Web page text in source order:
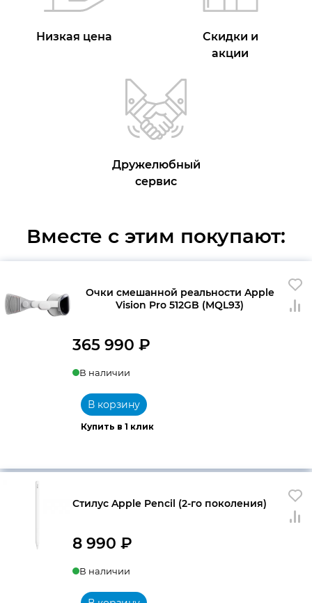
Низкая цена
Скидки и
акции
Дружелюбный
сервис
Вместе с этим покупают:
Очки смешанной реальности Apple
Vision Pro 512GB (MQL93)
365 990 ₽
В наличии
Купить в 1 клик
В корзину
Стилус Apple Pencil (2-го поколения)
8 990 ₽
В наличии